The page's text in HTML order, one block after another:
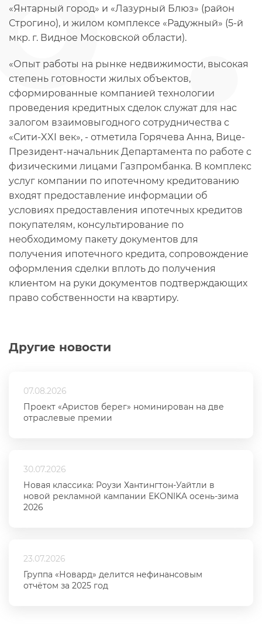
Другие новости
07.08.2026
Проект «Аристов берег» номинирован на две
отраслевые премии
30.07.2026
Новая классика: Роузи Хантингтон-Уайтли в
новой рекламной кампании EKONIKA осень-зима
2026
23.07.2026
Группа «Новард» делится нефинансовым
отчётом за 2025 год
«Янтарный город» и «Лазурный Блюз» (район
Строгино), и жилом комплексе «Радужный» (5-й
мкр. г. Видное Московской области).
«Опыт работы на рынке недвижимости, высокая
степень готовности жилых объектов,
сформированные компанией технологии
проведения кредитных сделок служат для нас
залогом взаимовыгодного сотрудничества с
«Сити-XXI век», - отметила Горячева Анна, Вице-
Президент-начальник Департамента по работе с
физическими лицами Газпромбанка. В комплекс
услуг компании по ипотечному кредитованию
входят предоставление информации об
условиях предоставления ипотечных кредитов
покупателям, консультирование по
необходимому пакету документов для
получения ипотечного кредита, сопровождение
оформления сделки вплоть до получения
клиентом на руки документов подтверждающих
право собственности на квартиру.